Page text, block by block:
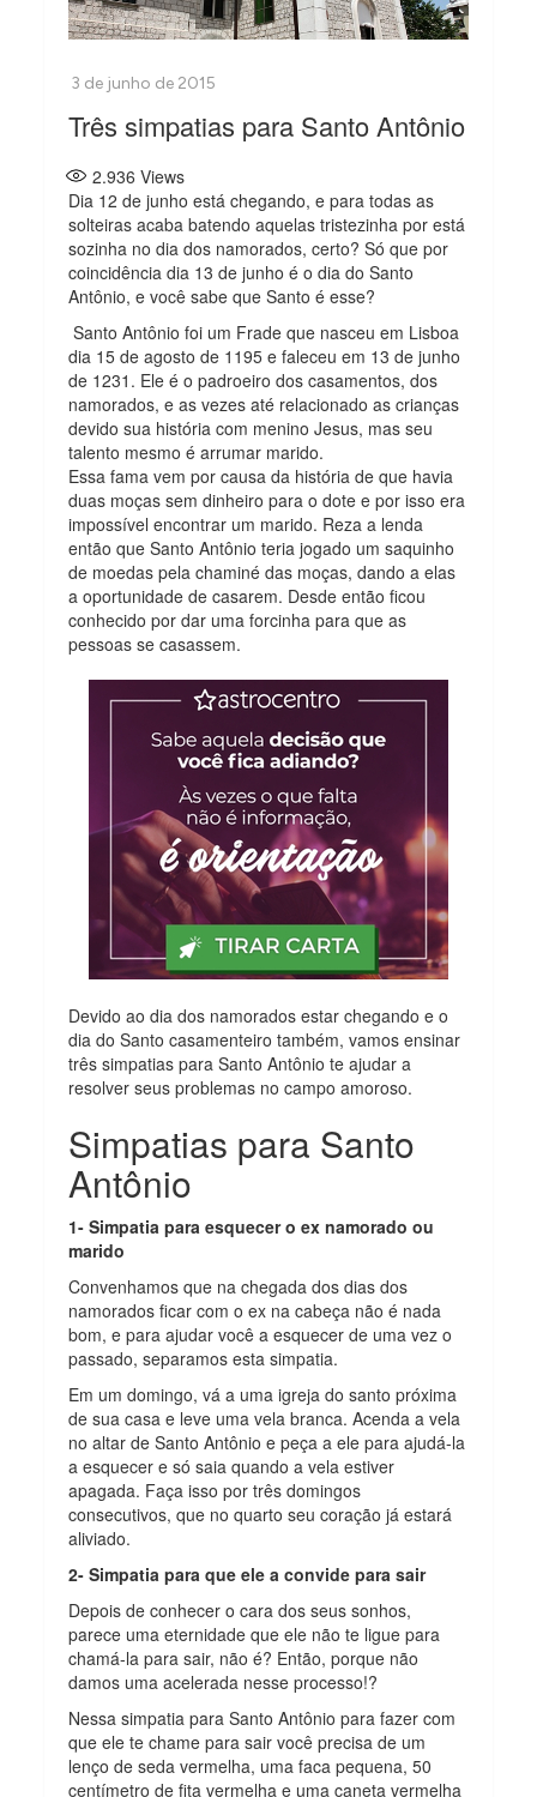
Três simpatias para Santo Antônio
2.936 Views
Dia 12 de junho está chegando, e para todas as
solteiras acaba batendo aquelas tristezinha por está
sozinha no dia dos namorados, certo? Só que por
coincidência dia 13 de junho é o dia do Santo
Antônio, e você sabe que Santo é esse?
Santo Antônio foi um Frade que nasceu em Lisboa
dia 15 de agosto de 1195 e faleceu em 13 de junho
de 1231. Ele é o padroeiro dos casamentos, dos
namorados, e as vezes até relacionado as crianças
devido sua história com menino Jesus, mas seu
talento mesmo é arrumar marido.
Essa fama vem por causa da história de que havia
duas moças sem dinheiro para o dote e por isso era
impossível encontrar um marido. Reza a lenda
então que Santo Antônio teria jogado um saquinho
de moedas pela chaminé das moças, dando a elas
a oportunidade de casarem. Desde então ficou
conhecido por dar uma forcinha para que as
pessoas se casassem.
Devido ao dia dos namorados estar chegando e o
dia do Santo casamenteiro também, vamos ensinar
três simpatias para Santo Antônio te ajudar a
resolver seus problemas no campo amoroso.
Simpatias para Santo
Antônio
1- Simpatia para esquecer o ex namorado ou
marido
Convenhamos que na chegada dos dias dos
namorados ficar com o ex na cabeça não é nada
bom, e para ajudar você a esquecer de uma vez o
passado, separamos esta simpatia.
Em um domingo, vá a uma igreja do santo próxima
de sua casa e leve uma vela branca. Acenda a vela
no altar de Santo Antônio e peça a ele para ajudá-la
a esquecer e só saia quando a vela estiver
apagada. Faça isso por três domingos
consecutivos, que no quarto seu coração já estará
aliviado.
2- Simpatia para que ele a convide para sair
Depois de conhecer o cara dos seus sonhos,
parece uma eternidade que ele não te ligue para
chamá-la para sair, não é? Então, porque não
damos uma acelerada nesse processo!?
Nessa simpatia para Santo Antônio para fazer com
que ele te chame para sair você precisa de um
lenço de seda vermelha, uma faca pequena, 50
centímetro de fita vermelha e uma caneta vermelha